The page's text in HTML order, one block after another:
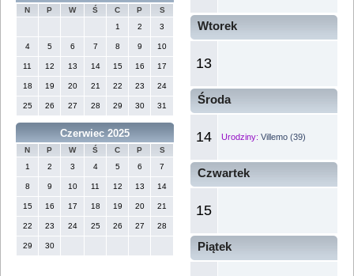
N P W Ś C P
S
1
2 3
4 5 6 7 8 9 10
11 12 13 14 15 16 17
18 19 20 21 22 23 24
25 26 27 28 29 30 31
Czerwiec 2025
N P W Ś C P
S
1
2 3 4 5 6 7
8 9 10 11 12 13 14
15 16 17 18 19 20 21
22 23 24 25 26 27 28
29 30
Wtorek
13
Środa
14 Urodziny: Villemo (39)
Czwartek
15
Piątek